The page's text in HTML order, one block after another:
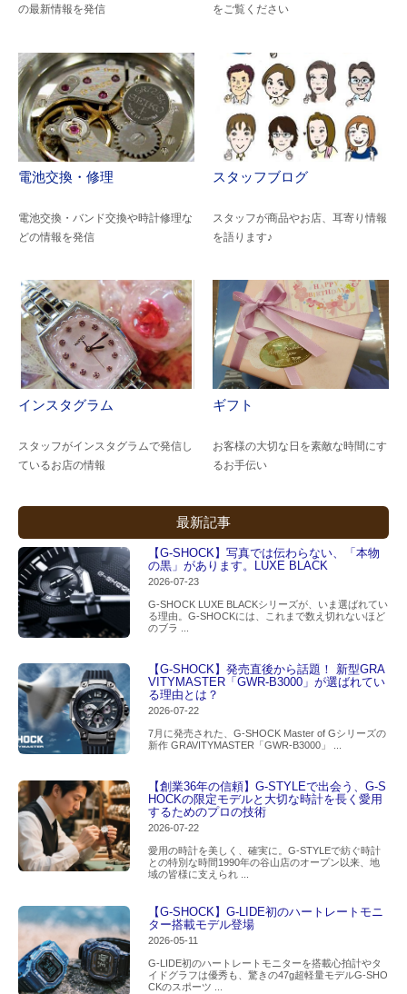
の最新情報を発信 をご覧ください
電池交換・修理
電池交換・バンド交換や時計修理な
どの情報を発信
スタッフブログ
スタッフが商品やお店、耳寄り情報
を語ります♪
インスタグラム
スタッフがインスタグラムで発信し
ているお店の情報
ギフト
お客様の大切な日を素敵な時間にす
るお手伝い
最新記事
【G-SHOCK】写真では伝わらない、「本物
の黒」があります。LUXE BLACK
2026-07-23
G-SHOCK LUXE BLACKシリーズが、いま選ばれてい
る理由。G-SHOCKには、これまで数え切れないほど
のブラ ...
【G-SHOCK】発売直後から話題！ 新型GRA
VITYMASTER「GWR-B3000」が選ばれてい
る理由とは？
2026-07-22
7月に発売された、G-SHOCK Master of Gシリーズの
新作 GRAVITYMASTER「GWR-B3000」 ...
【創業36年の信頼】G-STYLEで出会う、G-S
HOCKの限定モデルと大切な時計を長く愛用
するためのプロの技術
2026-07-22
愛用の時計を美しく、確実に。G-STYLEで紡ぐ時計
との特別な時間1990年の谷山店のオープン以来、地
域の皆様に支えられ ...
【G-SHOCK】G-LIDE初のハートレートモニ
ター搭載モデル登場
2026-05-11
G-LIDE初のハートレートモニターを搭載心拍計やタ
イドグラフは優秀も、驚きの47g超軽量モデルG-SHO
CKのスポーツ ...